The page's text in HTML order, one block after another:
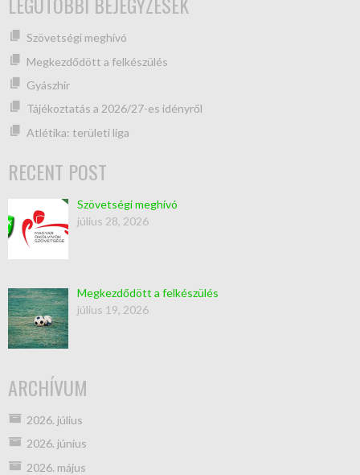
Szövetségi meghívó
Megkezdődött a felkészülés
Gyászhír
Tájékoztatás a 2026/27-es idényről
Atlétika: területi liga
RECENT POST
Szövetségi meghívó
július 28, 2026
Megkezdődött a felkészülés
július 19, 2026
ARCHÍVUM
2026. július
2026. június
2026. május